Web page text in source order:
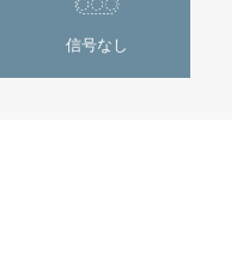
信号なし